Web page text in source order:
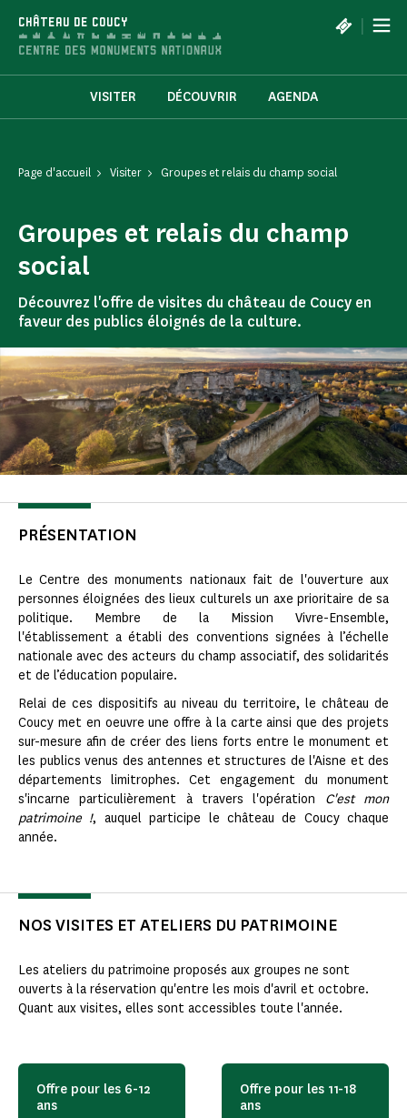
CHÂTEAU DE COUCY |
VISITER DÉCOUVRIR AGENDA
Page d'accueil Visiter Groupes et relais du champ social
Groupes et relais du champ
social
Découvrez l'offre de visites du château de Coucy en
faveur des publics éloignés de la culture.
PRÉSENTATION
Le Centre des monuments nationaux fait de l'ouverture aux
personnes éloignées des lieux culturels un axe prioritaire de sa
politique. Membre de la Mission Vivre-Ensemble,
l'établissement a établi des conventions signées à l’échelle
nationale avec des acteurs du champ associatif, des solidarités
et de l’éducation populaire.
Relai de ces dispositifs au niveau du territoire, le château de
Coucy met en oeuvre une offre à la carte ainsi que des projets
sur-mesure afin de créer des liens forts entre le monument et
les publics venus des antennes et structures de l'Aisne et des
départements limitrophes. Cet engagement du monument
s'incarne particulièrement à travers l'opération C'est mon
patrimoine !, auquel participe le château de Coucy chaque
année.
NOS VISITES ET ATELIERS DU PATRIMOINE
Les ateliers du patrimoine proposés aux groupes ne sont
ouverts à la réservation qu'entre les mois d'avril et octobre.
Quant aux visites, elles sont accessibles toute l'année.
Offre pour les 6-12
ans
Offre pour les 11-18
ans